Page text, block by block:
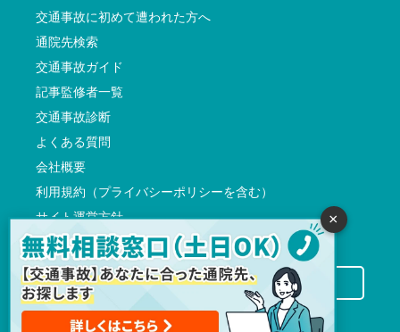
交通事故に初めて遭われた方へ
通院先検索
交通事故ガイド
記事監修者一覧
交通事故診断
よくある質問
会社概要
利用規約（プライバシーポリシーを含む）
サイト運営方針
反社会的勢力に対する基本方針
交通事故病院サーチに掲載希望の先生方へ
×